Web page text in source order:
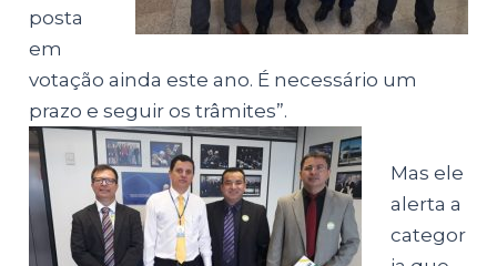
posta
em
votação ainda este ano. É necessário um
prazo e seguir os trâmites”.
Mas ele
alerta a
categor